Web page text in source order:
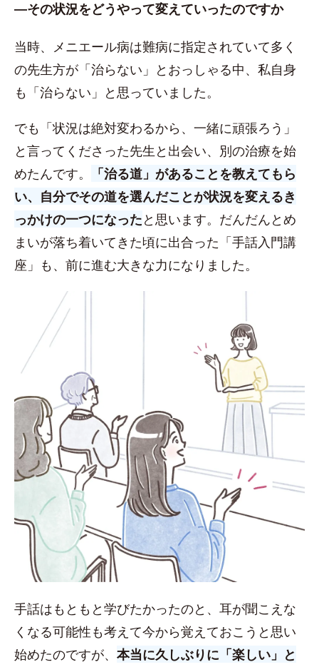
―その状況をどうやって変えていったのですか
当時、メニエール病は難病に指定されていて多く
の先生方が「治らない」とおっしゃる中、私自身
も「治らない」と思っていました。
でも「状況は絶対変わるから、一緒に頑張ろう」
と言ってくださった先生と出会い、別の治療を始
めたんです。
「治る道」があることを教えてもら
い、自分でその道を選んだことが状況を変えるき
っかけの一つになったと思います。だんだんとめ
まいが落ち着いてきた頃に出合った「手話入門講
座」も、前に進む大きな力になりました。
手話はもともと学びたかったのと、耳が聞こえな
くなる可能性も考えて今から覚えておこうと思い
始めたのですが、 本当に久しぶりに「楽しい」と